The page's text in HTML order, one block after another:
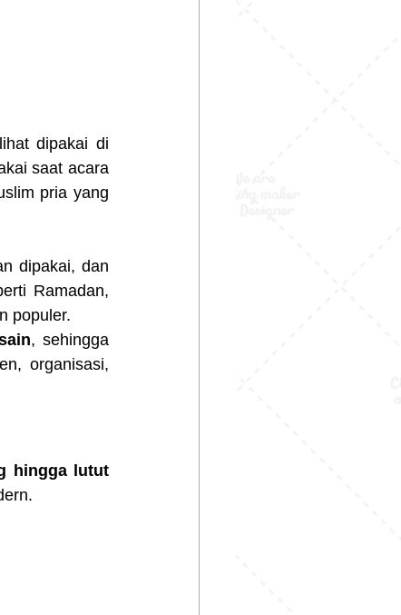
dipakai di
saat acara
pria yang
dipakai, dan
Ramadan,
populer.
, sehingga
organisasi,
hingga lutut